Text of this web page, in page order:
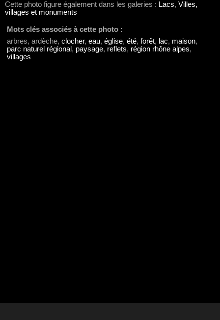
Cette photo figure également dans les galeries : Lacs, Villes,
villages et monuments
Mots clés associés à cette photo :
arbres, ardèche, clocher, eau, église, été, forêt, lac, maison,
parc naturel régional , paysage, reflets, région rhône alpes,
villages